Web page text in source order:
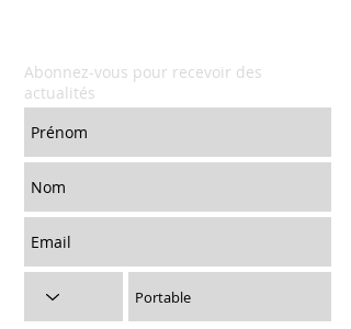
Abonnez-vous pour recevoir des
actualités